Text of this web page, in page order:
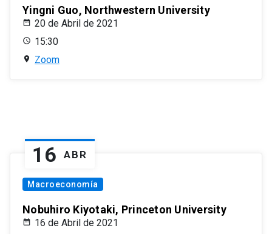
Yingni Guo, Northwestern University
20 de Abril de 2021
15:30
Zoom
16 ABR
Macroeconomía
Nobuhiro Kiyotaki, Princeton University
16 de Abril de 2021